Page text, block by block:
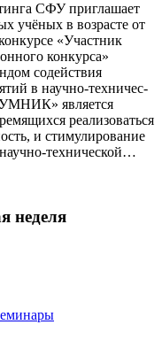
СФУ приглашает
учёных в возрасте от
«Участник
конкурса»
содействия
в научно-тех­ни­чес­
является
реализоваться
и стимулирование
технической…
неделя